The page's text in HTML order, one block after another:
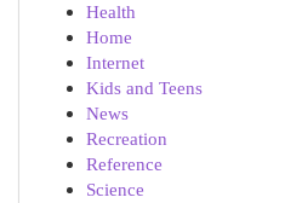
Health
Home
Internet
Kids and Teens
News
Recreation
Reference
Science